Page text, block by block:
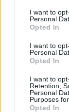
cualquier
visitando
I want to
Personal
Opted In
I want to
Personal
Opted In
I want to
Retention,
Personal
Purposes
Opted In